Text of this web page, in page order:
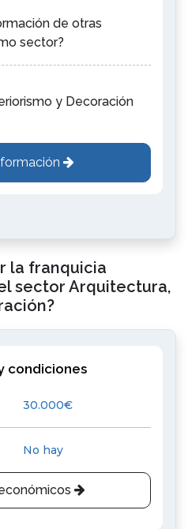
de otras
sector?
y Decoración
la franquicia
sector Arquitectura,
condiciones
30.000€
No hay